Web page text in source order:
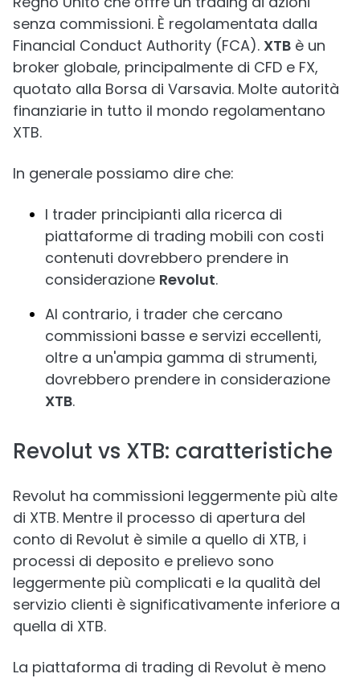
senza commissioni. È regolamentata dalla
Financial Conduct Authority (FCA). XTB è un
broker globale, principalmente di CFD e FX,
quotato alla Borsa di Varsavia. Molte autorità
finanziarie in tutto il mondo regolamentano
XTB.
In generale possiamo dire che:
I trader principianti alla ricerca di
piattaforme di trading mobili con costi
contenuti dovrebbero prendere in
considerazione Revolut.
Al contrario, i trader che cercano
commissioni basse e servizi eccellenti,
oltre a un'ampia gamma di strumenti,
dovrebbero prendere in considerazione
XTB.
Revolut vs XTB: caratteristiche
Revolut ha commissioni leggermente più alte
di XTB. Mentre il processo di apertura del
conto di Revolut è simile a quello di XTB, i
processi di deposito e prelievo sono
leggermente più complicati e la qualità del
servizio clienti è significativamente inferiore a
quella di XTB.
La piattaforma di trading di Revolut è meno